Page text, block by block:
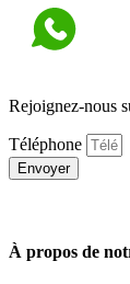
Rejoignez-nous
Téléphone
Envoyer
À propos de